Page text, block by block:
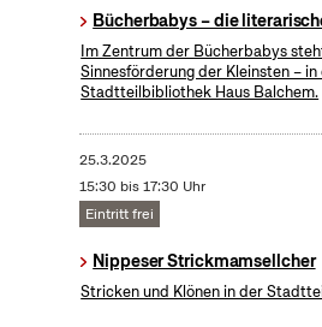
Bücherbabys – die
Im Zentrum der Bücherbabys
Sinnesförderung der Kleinsten – in
Stadtteilbibliothek Haus Balchem.
25.3.2025
15:30 bis 17:30 Uhr
Eintritt frei
Nippeser Strickmamsellcher
Stricken und Klönen in der